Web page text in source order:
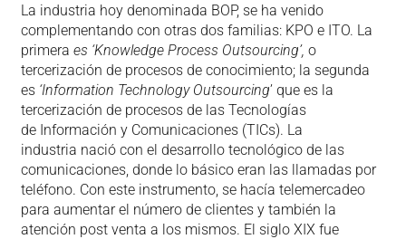
La industria hoy denominada BOP, se ha venido
complementando con otras dos familias: KPO e ITO. La
primera es ‘Knowledge Process Outsourcing’, o
tercerización de procesos de conocimiento; la segunda
es ‘Information Technology Outsourcing’ que es la
tercerización de procesos de las Tecnologías
de Información y Comunicaciones (TICs). La
industria nació con el desarrollo tecnológico de las
comunicaciones, donde lo básico eran las llamadas por
teléfono. Con este instrumento, se hacía telemercadeo
para aumentar el número de clientes y también la
atención post venta a los mismos. El siglo XIX fue